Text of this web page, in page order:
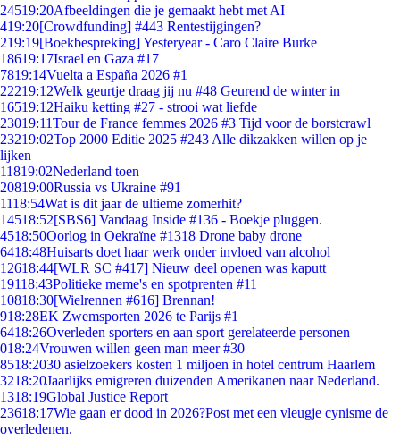
24519:20Afbeeldingen die je gemaakt hebt met AI
419:20[Crowdfunding] #443 Rentestijgingen?
219:19[Boekbespreking] Yesteryear - Caro Claire Burke
18619:17Israel en Gaza #17
7819:14Vuelta a España 2026 #1
22219:12Welk geurtje draag jij nu #48 Geurend de winter in
16519:12Haiku ketting #27 - strooi wat liefde
23019:11Tour de France femmes 2026 #3 Tijd voor de borstcrawl
23219:02Top 2000 Editie 2025 #243 Alle dikzakken willen op je
lijken
11819:02Nederland toen
20819:00Russia vs Ukraine #91
1118:54Wat is dit jaar de ultieme zomerhit?
14518:52[SBS6] Vandaag Inside #136 - Boekje pluggen.
4518:50Oorlog in Oekraïne #1318 Drone baby drone
6418:48Huisarts doet haar werk onder invloed van alcohol
12618:44[WLR SC #417] Nieuw deel openen was kaputt
19118:43Politieke meme's en spotprenten #11
10818:30[Wielrennen #616] Brennan!
918:28EK Zwemsporten 2026 te Parijs #1
6418:26Overleden sporters en aan sport gerelateerde personen
018:24Vrouwen willen geen man meer #30
8518:2030 asielzoekers kosten 1 miljoen in hotel centrum Haarlem
3218:20Jaarlijks emigreren duizenden Amerikanen naar Nederland.
1318:19Global Justice Report
23618:17Wie gaan er dood in 2026?Post met een vleugje cynisme de
overledenen.